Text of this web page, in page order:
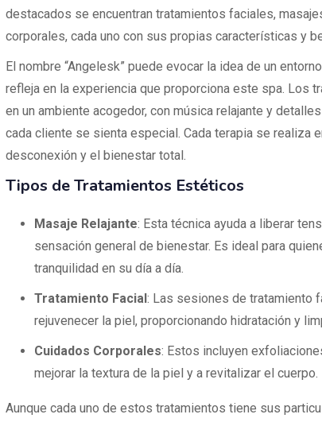
destacados se encuentran tratamientos faciales,
corporales, cada uno con sus propias características y
El nombre “Angelesk” puede evocar la idea de un
refleja en la experiencia que proporciona este spa. Los
en un ambiente acogedor, con música relajante y
cada cliente se sienta especial. Cada terapia se realiza
desconexión y el bienestar total.
Tipos de Tratamientos Estéticos
Masaje Relajante: Esta técnica ayuda a liberar
sensación general de bienestar. Es ideal para
tranquilidad en su día a día.
Tratamiento Facial: Las sesiones de tratamiento
rejuvenecer la piel, proporcionando hidratación y
Cuidados Corporales: Estos incluyen
mejorar la textura de la piel y a revitalizar el cuerpo.
Aunque cada uno de estos tratamientos tiene sus